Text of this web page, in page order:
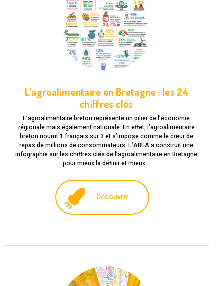
L’agroalimentaire en Bretagne : les 24
chiffres clés
L’agroalimentaire breton représente un pilier de l’économie
régionale mais également nationale. En effet, l’agroalimentaire
breton nourrit 1 français sur 3 et s’impose comme le cœur de
repas de millions de consommateurs. L’ABEA a construit une
infographie sur les chiffres clés de l’agroalimentaire en Bretagne
pour mieux la définir et mieux…
Découvrir